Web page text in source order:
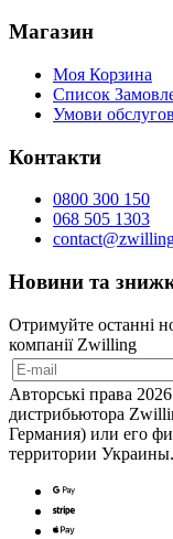
Магазин
Моя Корзина
Список
Умови
Контакти
0800 300 150
068 505 1303
Новини та
Отримуйте останні
компанії Zwilling
Авторські права
дистрибьютора
Германия) или его
территории Украины.